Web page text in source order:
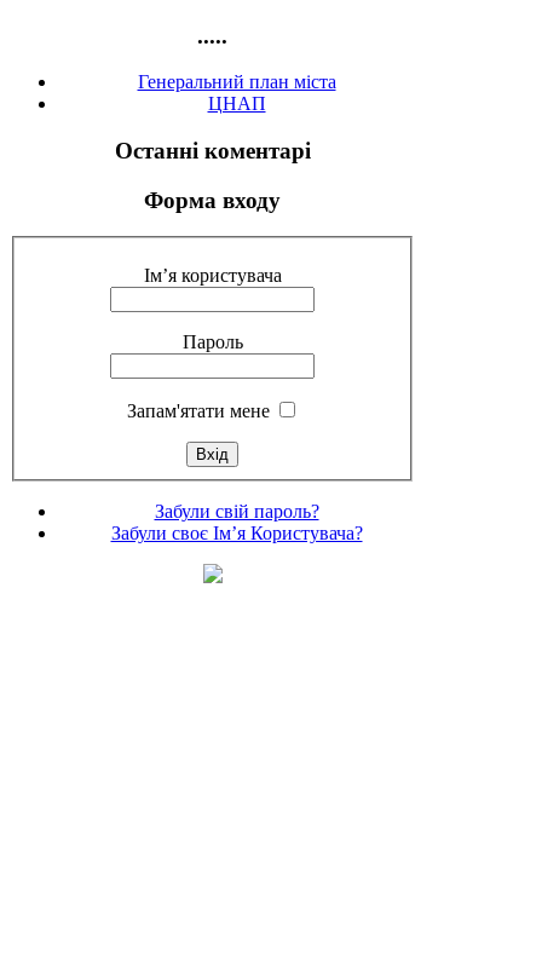
.....
Генеральний план міста
ЦНАП
Останні коментарі
Форма входу
Ім’я користувача
Пароль
Запам'ятати мене
Забули свій пароль?
Забули своє Ім’я Користувача?